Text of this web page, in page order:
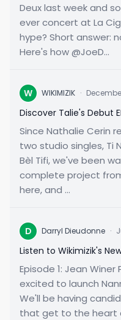
Deux last week and
ever concert at La
hype? Short answer:
Here's how @JoeD...
W WIKIMIZIK ·
Discover Talie's Debut
Since Nathalie Cerin
two studio singles, Ti
Bèl Tifi, we've been
complete project
here, and ...
D Darryl Dieudonne ·
Listen to Wikimizik's
Episode 1: Jean Winer
excited to launch
We'll be having
that get to the heart